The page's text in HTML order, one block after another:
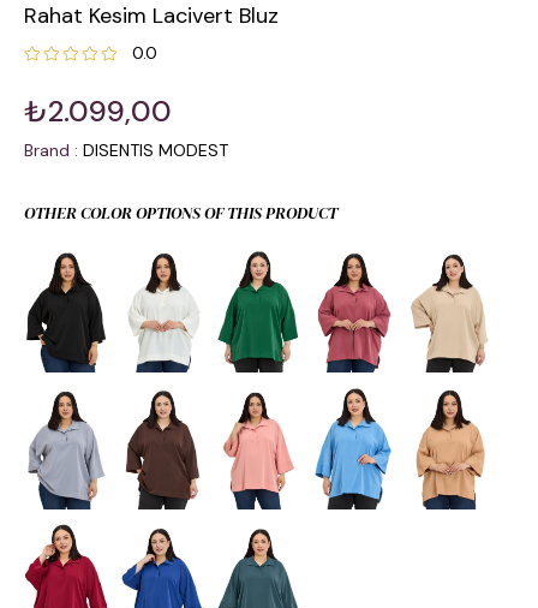
Rahat Kesim Lacivert Bluz
0.0
₺2.099,00
Brand : DISENTIS MODEST
OTHER COLOR OPTIONS OF THIS PRODUCT